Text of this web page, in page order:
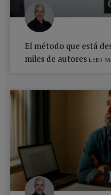
El método que está
miles de autores LEER